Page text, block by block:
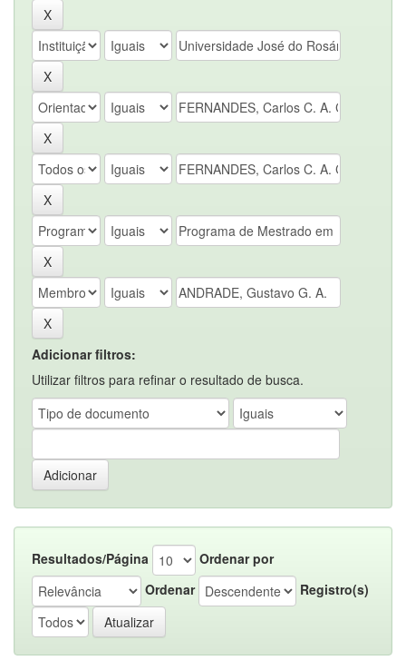
Adicionar filtros:
Utilizar filtros para refinar o resultado de busca.
Resultados/Página
Ordenar por
Ordenar
Registro(s)